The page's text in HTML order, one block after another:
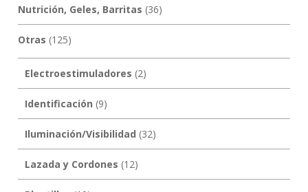
Nutrición, Geles, Barritas (36)
Otras (125)
Electroestimuladores (2)
Identificación (9)
Iluminación/Visibilidad (32)
Lazada y Cordones (12)